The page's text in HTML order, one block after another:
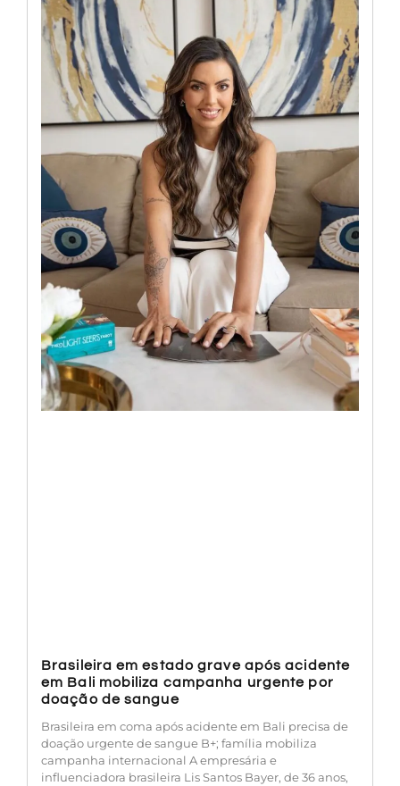
Brasileira em estado grave após acidente
em Bali mobiliza campanha urgente por
doação de sangue
Brasileira em coma após acidente em Bali precisa de
doação urgente de sangue B+; família mobiliza
campanha internacional A empresária e
influenciadora brasileira Lis Santos Bayer, de 36 anos,